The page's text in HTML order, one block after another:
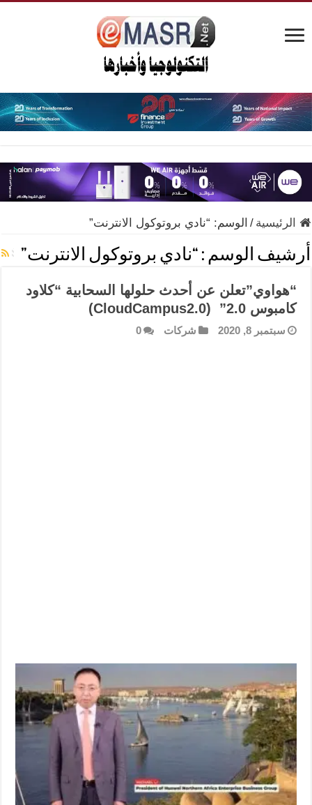
الرئيسية / الوسم: “نادي بروتوكول الانترنت”
أرشيف الوسم : “نادي بروتوكول الانترنت”
“هواوي”تعلن عن أحدث حلولها السحابية “كلاود
كامبوس 2.0” (CloudCampus2.0)
سبتمبر 8, 2020 شركات 0